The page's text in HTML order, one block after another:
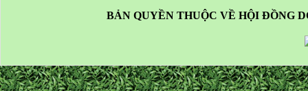
BẢN QUYỀN THUỘC VỀ HỘI ĐỒNG